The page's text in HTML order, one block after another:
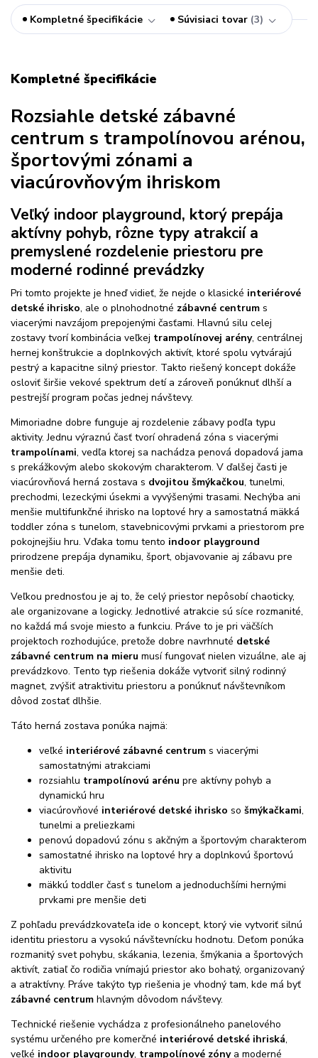
Kompletné špecifikácie Súvisiaci tovar 3
Kompletné špecifikácie
Rozsiahle detské zábavné
centrum s trampolínovou arénou,
športovými zónami a
viacúrovňovým ihriskom
Veľký indoor playground, ktorý prepája
aktívny pohyb, rôzne typy atrakcií a
premyslené rozdelenie priestoru pre
moderné rodinné prevádzky
Pri tomto projekte je hneď vidieť, že nejde o klasické interiérové
detské ihrisko, ale o plnohodnotné zábavné centrum s
viacerými navzájom prepojenými časťami. Hlavnú silu celej
zostavy tvorí kombinácia veľkej trampolínovej arény, centrálnej
hernej konštrukcie a doplnkových aktivít, ktoré spolu vytvárajú
pestrý a kapacitne silný priestor. Takto riešený koncept dokáže
osloviť širšie vekové spektrum detí a zároveň ponúknuť dlhší a
pestrejší program počas jednej návštevy.
Mimoriadne dobre funguje aj rozdelenie zábavy podľa typu
aktivity. Jednu výraznú časť tvorí ohradená zóna s viacerými
trampolínami, vedľa ktorej sa nachádza penová dopadová jama
s prekážkovým alebo skokovým charakterom. V ďalšej časti je
viacúrovňová herná zostava s dvojitou šmýkačkou, tunelmi,
prechodmi, lezeckými úsekmi a vyvýšenými trasami. Nechýba ani
menšie multifunkčné ihrisko na loptové hry a samostatná mäkká
toddler zóna s tunelom, stavebnicovými prvkami a priestorom pre
pokojnejšiu hru. Vďaka tomu tento indoor playground
prirodzene prepája dynamiku, šport, objavovanie aj zábavu pre
menšie deti.
Veľkou prednosťou je aj to, že celý priestor nepôsobí chaoticky,
ale organizovane a logicky. Jednotlivé atrakcie sú síce rozmanité,
no každá má svoje miesto a funkciu. Práve to je pri väčších
projektoch rozhodujúce, pretože dobre navrhnuté detské
zábavné centrum na mieru musí fungovať nielen vizuálne, ale aj
prevádzkovo. Tento typ riešenia dokáže vytvoriť silný rodinný
magnet, zvýšiť atraktivitu priestoru a ponúknuť návštevníkom
dôvod zostať dlhšie.
Táto herná zostava ponúka najmä:
veľké interiérové zábavné centrum s viacerými
samostatnými atrakciami
rozsiahlu trampolínovú arénu pre aktívny pohyb a
dynamickú hru
viacúrovňové interiérové detské ihrisko so šmýkačkami,
tunelmi a preliezkami
penovú dopadovú zónu s akčným a športovým charakterom
samostatné ihrisko na loptové hry a doplnkovú športovú
aktivitu
mäkkú toddler časť s tunelom a jednoduchšími hernými
prvkami pre menšie deti
Z pohľadu prevádzkovateľa ide o koncept, ktorý vie vytvoriť silnú
identitu priestoru a vysokú návštevnícku hodnotu. Deťom ponúka
rozmanitý svet pohybu, skákania, lezenia, šmýkania a športových
aktivít, zatiaľ čo rodičia vnímajú priestor ako bohatý, organizovaný
a atraktívny. Práve takýto typ riešenia je vhodný tam, kde má byť
zábavné centrum hlavným dôvodom návštevy.
Technické riešenie vychádza z profesionálneho panelového
systému určeného pre komerčné interiérové detské ihriská,
veľké indoor playgroundy, trampolínové zónya moderné